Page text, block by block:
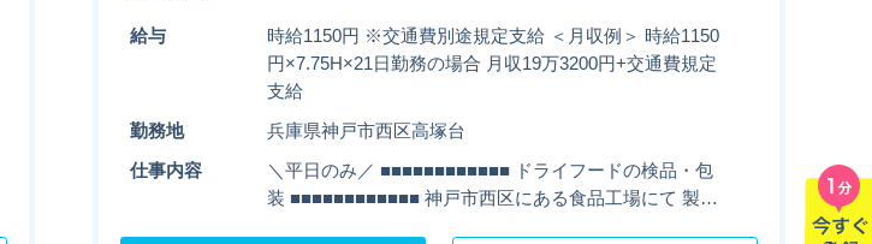
給与
時給1150円 ※交通費別途規定支給 ＜月収例＞ 時給1150
円×7.75H×21日勤務の場合 月収19万3200円+交通費規定
支給
勤務地 兵庫県神戸市西区高塚台
仕事内容
＼平日のみ／ ■■■■■■■■■■■■ ドライフードの検品・包
装 ■■■■■■■■■■■■ 神戸市西区にある食品工場にて 製…